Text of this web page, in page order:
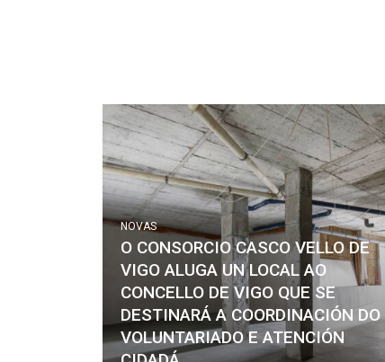
NOVAS
O CONSORCIO CASCO VELLO DE
VIGO ALUGA UN LOCAL AO
CONCELLO DE VIGO QUE SE
DESTINARÁ A COORDINACIÓN DO
VOLUNTARIADO E ATENCIÓN